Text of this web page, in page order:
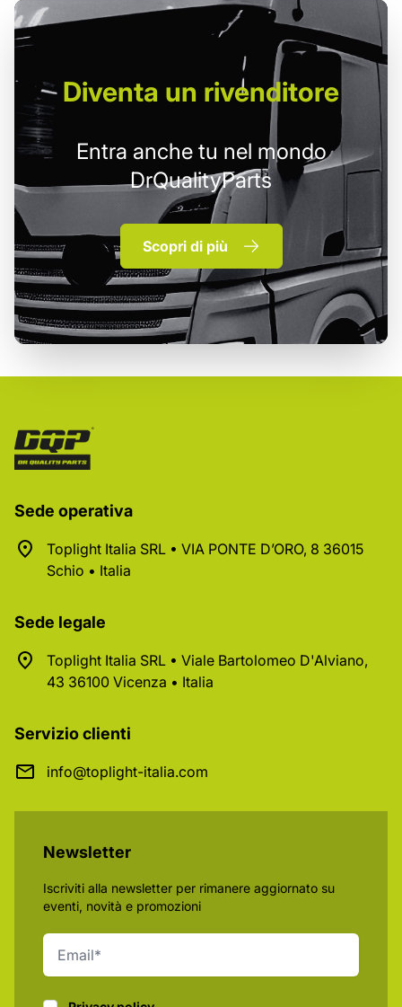
Diventa un rivenditore
Entra anche tu nel mondo
DrQualityParts
Scopri di più
Sede operativa
Toplight Italia SRL • VIA PONTE D’ORO, 8 36015
Schio • Italia
Sede legale
Toplight Italia SRL • Viale Bartolomeo D'Alviano,
43 36100 Vicenza • Italia
Servizio clienti
info@toplight-italia.com
Newsletter
Iscriviti alla newsletter per rimanere aggiornato su
eventi, novità e promozioni